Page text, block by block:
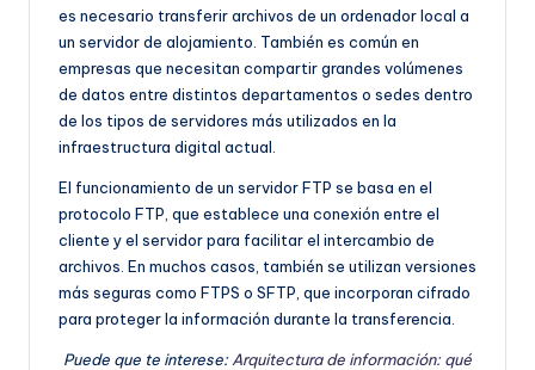
es necesario transferir archivos de un ordenador local a
un servidor de alojamiento. También es común en
empresas que necesitan compartir grandes volúmenes
de datos entre distintos departamentos o sedes dentro
de los tipos de servidores más utilizados en la
infraestructura digital actual.
El funcionamiento de un servidor FTP se basa en el
protocolo FTP, que establece una conexión entre el
cliente y el servidor para facilitar el intercambio de
archivos. En muchos casos, también se utilizan versiones
más seguras como FTPS o SFTP, que incorporan cifrado
para proteger la información durante la transferencia.
Puede que te interese:Arquitectura de información: qué